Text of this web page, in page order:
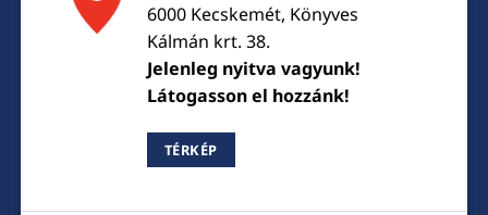
6000 Kecskemét, Könyves
Kálmán krt. 38.
Jelenleg nyitva vagyunk!
Látogasson el hozzánk!
TÉRKÉP